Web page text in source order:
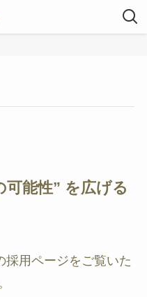
可能性” を広げる
採用ページをご覧いた